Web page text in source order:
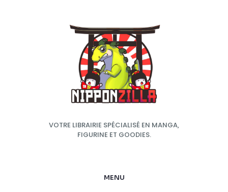
VOTRE LIBRAIRIE SPÉCIALISÉ EN MANGA,
FIGURINE ET GOODIES.
MENU